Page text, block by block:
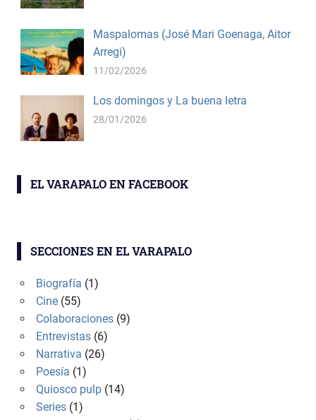
Maspalomas (José Mari Goenaga, Aitor
Arregi)
11/02/2026
Los domingos y La buena letra
28/01/2026
EL VARAPALO EN FACEBOOK
SECCIONES EN EL VARAPALO
Biografía (1)
Cine(55)
Colaboraciones(9)
Entrevistas(6)
Narrativa (26)
Poesía (1)
Quiosco pulp(14)
Series(1)